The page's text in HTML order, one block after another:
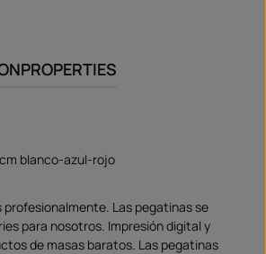
PROPERTIES
blanco-azul-rojo
Las pegatinas se
para nosotros. Impresión digital y
de masas baratos. Las pegatinas